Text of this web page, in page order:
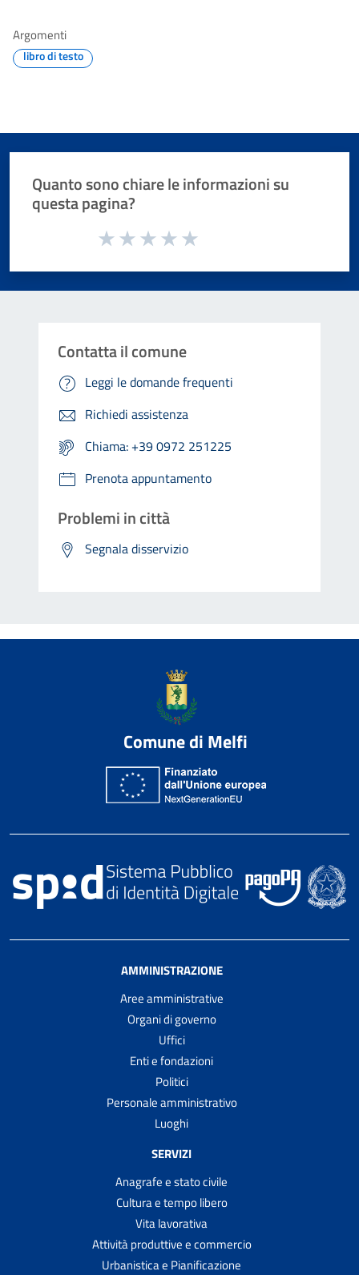
Argomenti
libro di testo
Quanto sono chiare le informazioni su
questa pagina?
Valuta da 1 a 5 stelle la pagina
Contatta il comune
Leggi le domande frequenti
Richiedi assistenza
Chiama: +39 0972 251225
Prenota appuntamento
Problemi in città
Segnala disservizio
Comune di Melfi
AMMINISTRAZIONE
Aree amministrative
Organi di governo
Uffici
Enti e fondazioni
Politici
Personale amministrativo
Luoghi
SERVIZI
Anagrafe e stato civile
Cultura e tempo libero
Vita lavorativa
Attività produttive e commercio
Urbanistica e Pianificazione